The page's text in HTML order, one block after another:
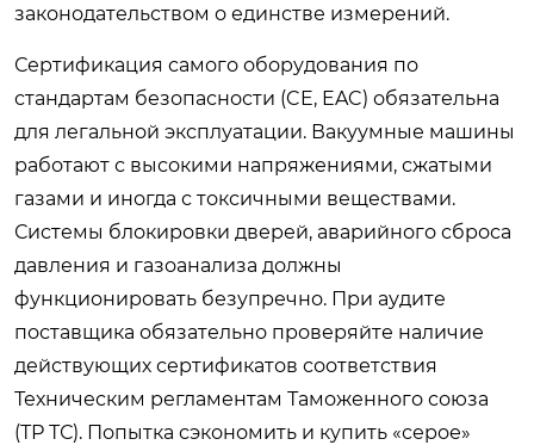
законодательством о единстве измерений.
Сертификация самого оборудования по
стандартам безопасности (CE, EAC) обязательна
для легальной эксплуатации. Вакуумные машины
работают с высокими напряжениями, сжатыми
газами и иногда с токсичными веществами.
Системы блокировки дверей, аварийного сброса
давления и газоанализа должны
функционировать безупречно. При аудите
поставщика обязательно проверяйте наличие
действующих сертификатов соответствия
Техническим регламентам Таможенного союза
(ТР ТС). Попытка сэкономить и купить «серое»